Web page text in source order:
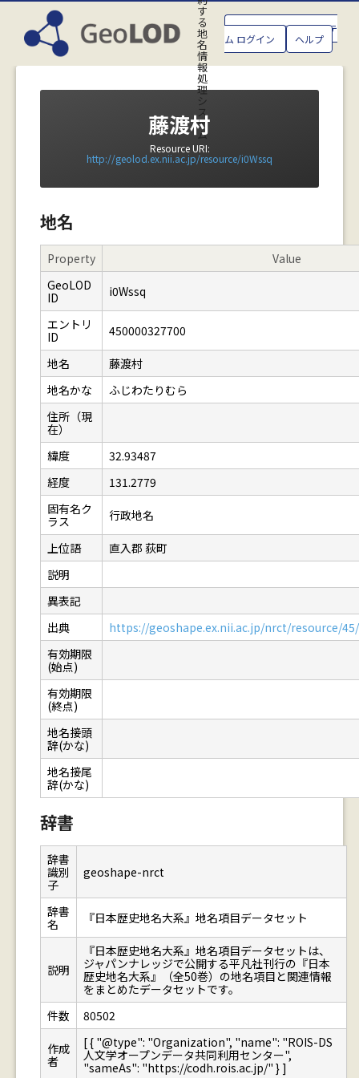
す
る
地
名
情
報
処
理
シ
ス
テ
ム
GeoLOD地名管理システ
ム ログイン ヘルプ
藤渡村
Resource URI:
http://geolod.ex.nii.ac.jp/resource/i0Wssq
地名
Property
Value
GeoLOD
ID
i0Wssq
エントリ
ID
450000327700
地名
藤渡村
地名かな
ふじわたりむら
住所（現
在）
緯度
32.93487
経度
131.2779
固有名ク
ラス
行政地名
上位語
直入郡 荻町
説明
異表記
出典
https://geoshape.ex.nii.ac.jp/nrct/resource/
有効期限
(始点)
有効期限
(終点)
地名接頭
辞(かな)
地名接尾
辞(かな)
辞書
辞書
識別
子
geoshape-nrct
辞書
名
『日本歴史地名大系』地名項目データセット
説明
『日本歴史地名大系』地名項目データセットは、
ジャパンナレッジで公開する平凡社刊行の『日本
歴史地名大系』（全50巻）の地名項目と関連情報
をまとめたデータセットです。
件数
80502
作成
者
[ { "@type": "Organization", "name": "ROIS-DS
人文学オープンデータ共同利用センター",
"sameAs": "https://codh.rois.ac.jp/" } ]